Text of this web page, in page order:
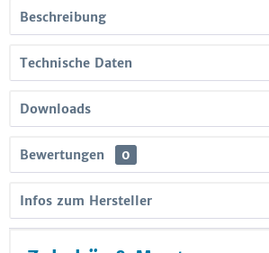
Beschreibung
Technische Daten
Downloads
Bewertungen 0
Infos zum Hersteller